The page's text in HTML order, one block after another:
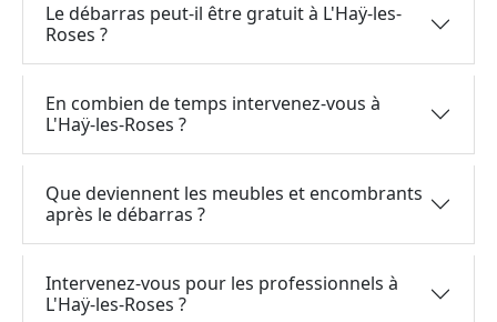
Le débarras peut-il être gratuit à L'Haÿ-les-
Roses ?
En combien de temps intervenez-vous à
L'Haÿ-les-Roses ?
Que deviennent les meubles et encombrants
après le débarras ?
Intervenez-vous pour les professionnels à
L'Haÿ-les-Roses ?